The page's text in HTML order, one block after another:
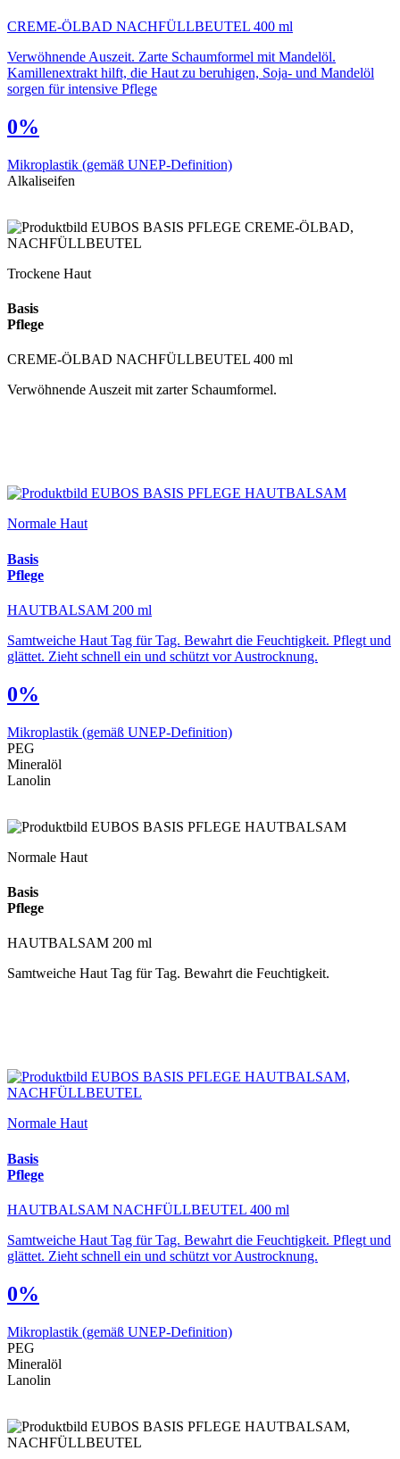
CREME-ÖLBAD NACHFÜLLBEUTEL 400 ml
Verwöhnende Auszeit. Zarte Schaumformel mit Mandelöl.
Kamillenextrakt hilft, die Haut zu beruhigen, Soja- und Mandelöl
sorgen für intensive Pflege
0%
Mikroplastik (gemäß UNEP-Definition)
Alkaliseifen
Trockene Haut
Basis
Pflege
CREME-ÖLBAD NACHFÜLLBEUTEL 400 ml
Verwöhnende Auszeit mit zarter Schaumformel.
Normale Haut
Basis
Pflege
HAUTBALSAM 200 ml
Samtweiche Haut Tag für Tag. Bewahrt die Feuchtigkeit. Pflegt und
glättet. Zieht schnell ein und schützt vor Austrocknung.
0%
Mikroplastik (gemäß UNEP-Definition)
PEG
Mineralöl
Lanolin
Normale Haut
Basis
Pflege
HAUTBALSAM 200 ml
Samtweiche Haut Tag für Tag. Bewahrt die Feuchtigkeit.
Normale Haut
Basis
Pflege
HAUTBALSAM NACHFÜLLBEUTEL 400 ml
Samtweiche Haut Tag für Tag. Bewahrt die Feuchtigkeit. Pflegt und
glättet. Zieht schnell ein und schützt vor Austrocknung.
0%
Mikroplastik (gemäß UNEP-Definition)
PEG
Mineralöl
Lanolin